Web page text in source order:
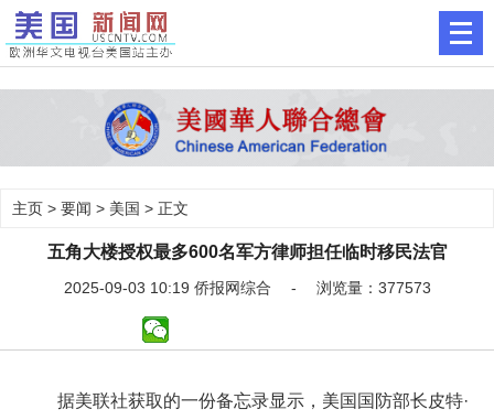
主页 > 要闻 > 美国 > 正文
五角大楼授权最多600名军方律师担任临时移民法官
2025-09-03 10:19 侨报网综合 - 浏览量：377573
据美联社获取的一份备忘录显示，美国国防部长皮特·